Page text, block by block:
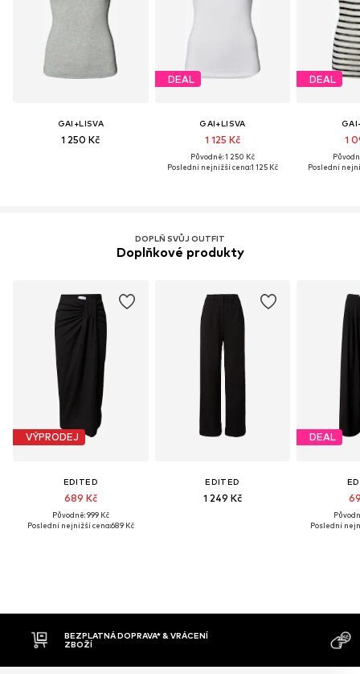
GAI+LISVA
1 250 Kč
DEAL
GAI+LISVA
1 125 Kč
Původně: 1 250 Kč
Poslední nejnižší cena:1 125 Kč
DEAL
1
Poslední
DOPLŇ SVŮJ OUTFIT
Doplňkové produkty
VÝPRODEJ
EDITED
689 Kč
Původně: 999 Kč
Poslední nejnižší cena:689 Kč
EDITED
1 249 Kč
DEAL
Poslední
DOBÍRKA